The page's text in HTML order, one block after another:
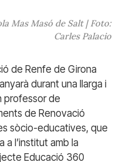
Mas Masó de Salt | Foto:
Carles Palacio
de Renfe de Girona
durant una llarga i
professor de
de Renovació
sòcio-educatives, que
a l’institut amb la
Educació 360